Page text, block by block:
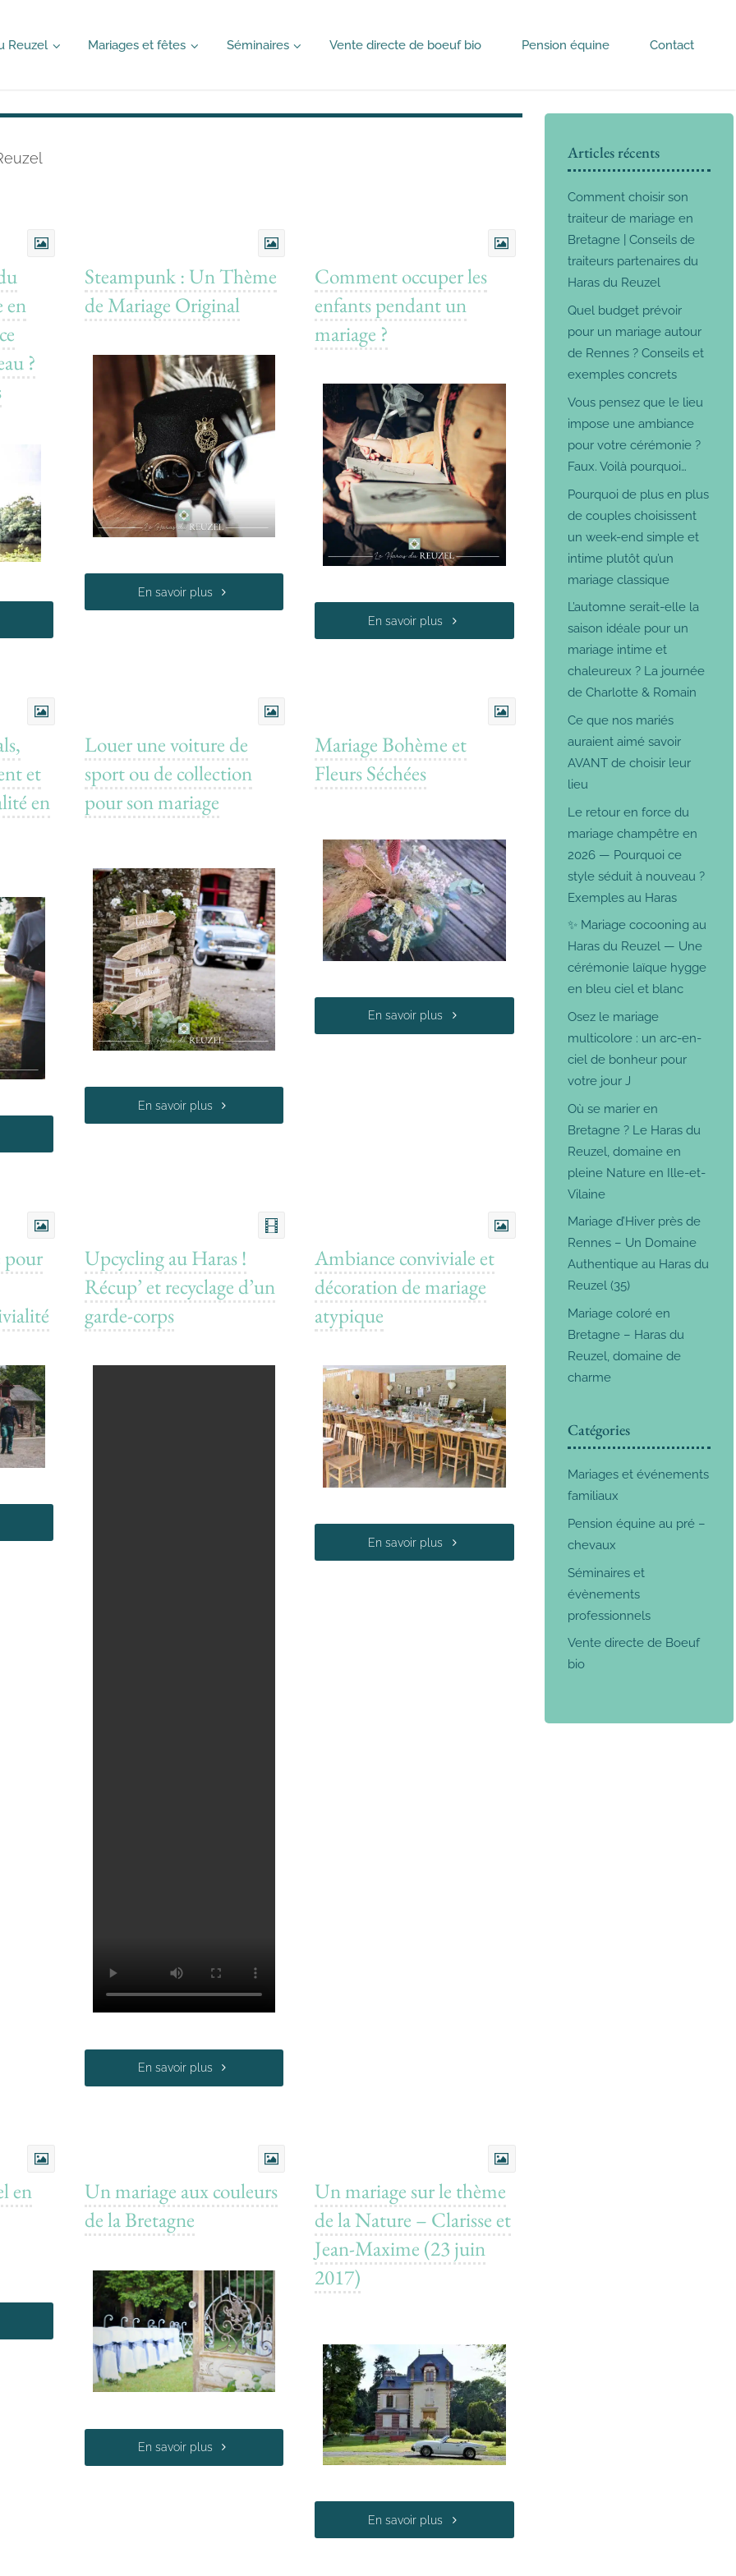
Reuzel Mariages et fêtes Séminaires Vente directe de boeuf bio Pension équine Contact
en
?
Steampunk : Un Thème
de Mariage Original
En savoir plus
Comment occuper les
enfants pendant un
mariage ?
En savoir plus
et
en
Louer une voiture de
sport ou de collection
pour son mariage
En savoir plus
Mariage Bohème et
Fleurs Séchées
En savoir plus
pour
Upcycling au Haras !
Récup’ et recyclage d’un
garde-corps
En savoir plus
Ambiance conviviale et
décoration de mariage
atypique
En savoir plus
en
Un mariage aux couleurs
de la Bretagne
En savoir plus
Un mariage sur le thème
de la Nature – Clarisse et
Jean-Maxime (23 juin
2017)
En savoir plus
Articles récents
Comment choisir son
traiteur de mariage en
Bretagne | Conseils de
traiteurs partenaires du
Haras du Reuzel
Quel budget prévoir
pour un mariage autour
de Rennes ? Conseils et
exemples concrets
Vous pensez que le lieu
impose une ambiance
pour votre cérémonie ?
Faux. Voilà pourquoi…
Pourquoi de plus en plus
de couples choisissent
un week-end simple et
intime plutôt qu’un
mariage classique
L’automne serait-elle la
saison idéale pour un
mariage intime et
chaleureux ? La journée
de Charlotte & Romain
Ce que nos mariés
auraient aimé savoir
AVANT de choisir leur
lieu
Le retour en force du
mariage champêtre en
2026 — Pourquoi ce
style séduit à nouveau ?
Exemples au Haras
✨ Mariage cocooning au
Haras du Reuzel — Une
cérémonie laïque hygge
en bleu ciel et blanc
Osez le mariage
multicolore : un arc-en-
ciel de bonheur pour
votre jour J
Où se marier en
Bretagne ? Le Haras du
Reuzel, domaine en
pleine Nature en Ille-et-
Vilaine
Mariage d’Hiver près de
Rennes – Un Domaine
Authentique au Haras du
Reuzel (35)
Mariage coloré en
Bretagne – Haras du
Reuzel, domaine de
charme
Catégories
Mariages et événements
familiaux
Pension équine au pré –
chevaux
Séminaires et
évènements
professionnels
Vente directe de Boeuf
bio